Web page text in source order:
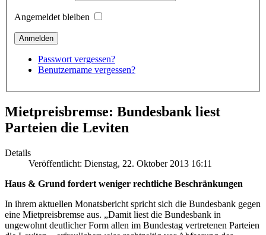
Angemeldet bleiben
Passwort vergessen?
Benutzername vergessen?
Mietpreisbremse: Bundesbank liest
Parteien die Leviten
Details
Veröffentlicht: Dienstag, 22. Oktober 2013 16:11
Haus & Grund fordert weniger rechtliche Beschränkungen
In ihrem aktuellen Monatsbericht spricht sich die Bundesbank gegen
eine Mietpreisbremse aus. „Damit liest die Bundesbank in
ungewohnt deutlicher Form allen im Bundestag vertretenen Parteien